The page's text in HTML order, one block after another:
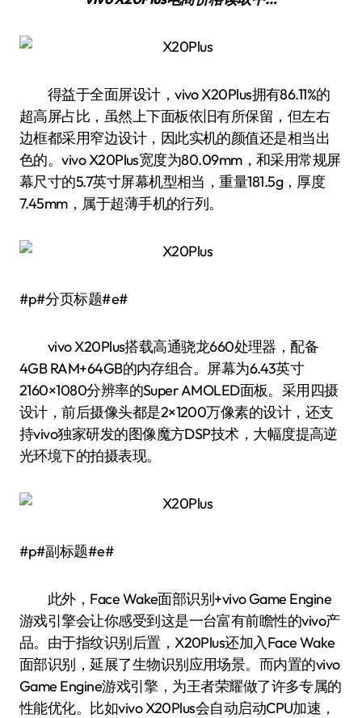
得益于全面屏设计，vivo X20Plus拥有86.11%的
超高屏占比，虽然上下面板依旧有所保留，但左右
边框都采用窄边设计，因此实机的颜值还是相当出
色的。vivo X20Plus宽度为80.09mm，和采用常规屏
幕尺寸的5.7英寸屏幕机型相当，重量181.5g，厚度
7.45mm，属于超薄手机的行列。
#p#分页标题#e#
vivo X20Plus搭载高通骁龙660处理器，配备
4GB RAM+64GB的内存组合。屏幕为6.43英寸
2160×1080分辨率的Super AMOLED面板。采用四摄
设计，前后摄像头都是2×1200万像素的设计，还支
持vivo独家研发的图像魔方DSP技术，大幅度提高逆
光环境下的拍摄表现。
#p#副标题#e#
此外，Face Wake面部识别+vivo Game Engine
游戏引擎会让你感受到这是一台富有前瞻性的vivo产
品。由于指纹识别后置，X20Plus还加入Face Wake
面部识别，延展了生物识别应用场景。而内置的vivo
Game Engine游戏引擎，为王者荣耀做了许多专属的
性能优化。比如vivo X20Plus会自动启动CPU加速，